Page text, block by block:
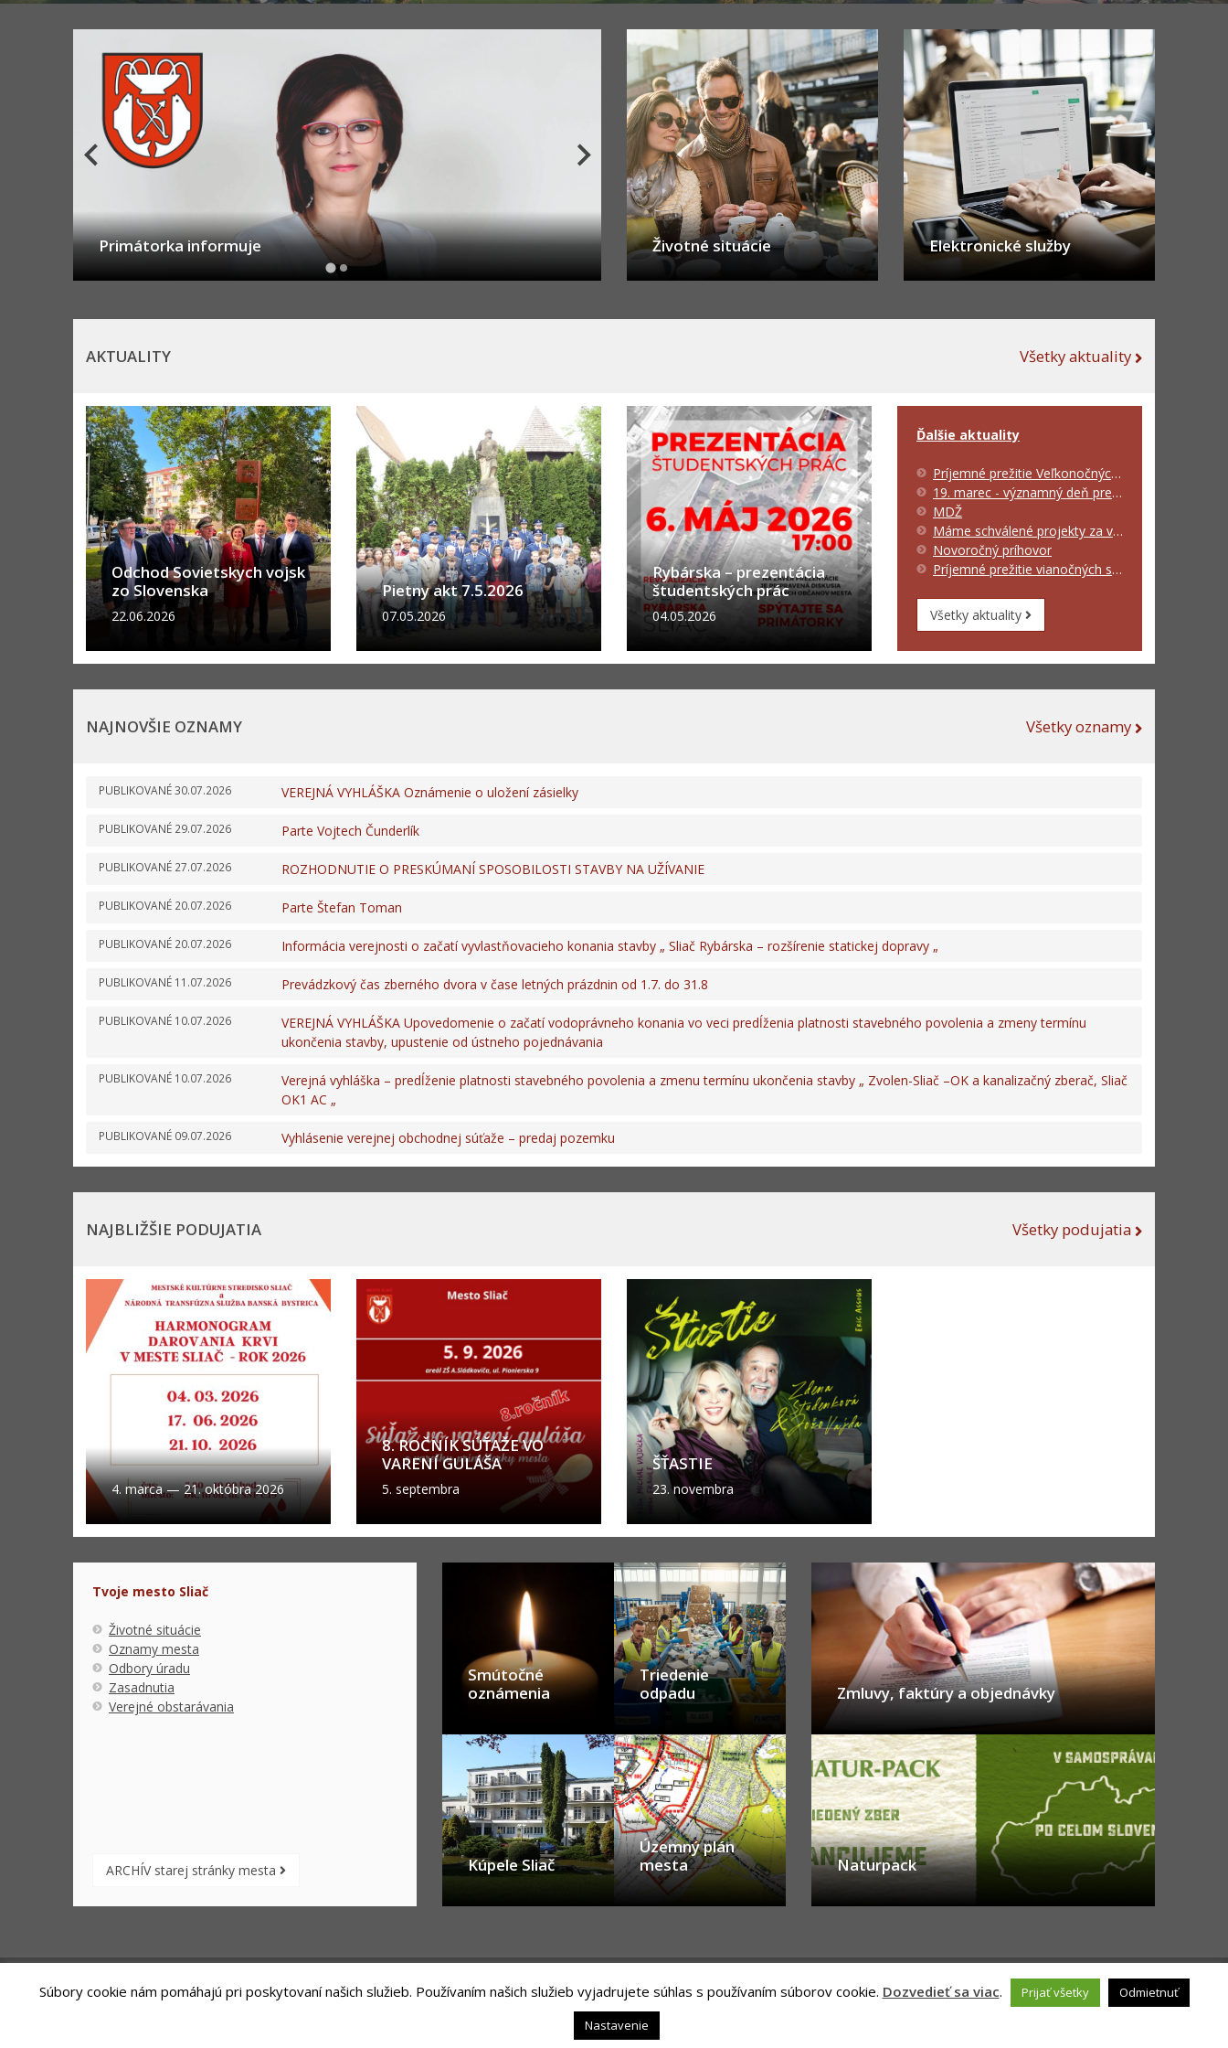
Informácie o rýchlostnej ceste R2 Primátorka informuje
Životné situácie Elektronické služby
AKTUALITY Všetky aktuality
Odchod Sovietskych vojsk
zo Slovenska
22.06.2026
Pietny akt 7.5.2026
07.05.2026
Rybárska – prezentácia
študentských prác
04.05.2026
Ďalšie aktuality
Príjemné prežitie Veľkonočných sviatkov
19. marec - významný deň pre Sliač
MDŽ
Máme schválené projekty za viac ako 6 miliónov €
Novoročný príhovor
Príjemné prežitie vianočných sviatkov
Všetky aktuality
NAJNOVŠIE OZNAMY Všetky oznamy
PUBLIKOVANÉ30.07.2026 VEREJNÁ VYHLÁŠKA Oznámenie o uložení zásielky
PUBLIKOVANÉ 29.07.2026 Parte Vojtech Čunderlík
PUBLIKOVANÉ 27.07.2026 ROZHODNUTIE O PRESKÚMANÍ SPOSOBILOSTI STAVBY NA UŽÍVANIE
PUBLIKOVANÉ 20.07.2026 Parte Štefan Toman
PUBLIKOVANÉ 20.07.2026 Informácia verejnosti o začatí vyvlastňovacieho konania stavby „ Sliač Rybárska – rozšírenie statickej dopravy „
PUBLIKOVANÉ 11.07.2026 Prevádzkový čas zberného dvora v čase letných prázdnin od 1.7. do 31.8
PUBLIKOVANÉ 10.07.2026
VEREJNÁ VYHLÁŠKA Upovedomenie o začatí vodoprávneho konania vo veci predĺženia platnosti stavebného povolenia a zmeny termínu
ukončenia stavby, upustenie od ústneho pojednávania
PUBLIKOVANÉ 10.07.2026
Verejná vyhláška – predĺženie platnosti stavebného povolenia a zmenu termínu ukončenia stavby „ Zvolen-Sliač –OK a kanalizačný zberač, Sliač
OK1 AC „
PUBLIKOVANÉ 09.07.2026 Vyhlásenie verejnej obchodnej súťaže – predaj pozemku
NAJBLIŽŠIE PODUJATIA Všetky podujatia
4. marca—21. októbra 2026
8. ROČNÍK SÚŤAŽE VO
VARENÍ GULÁŠA
5. septembra
ŠŤASTIE
23. novembra
Tvoje mesto Sliač
Životné situácie
Oznamy mesta
Odbory úradu
Zasadnutia
Verejné obstarávania
ARCHÍV starej stránky mesta
Smútočné
oznámenia
Triedenie
odpadu
Kúpele Sliač
Územný plán
mesta
Zmluvy, faktúry a objednávky
Naturpack
Ochrana osobných údajov
Súbory cookie nám pomáhajú pri poskytovaní našich služieb. Používaním našich služieb vyjadrujete súhlas s používaním súborov cookie. Dozvedieť sa viac. Prijať všetky
Odmietnuť
Nastavenie